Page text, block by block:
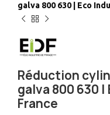
galva 800 630 | Eco
Réduction
galva 800 630
France